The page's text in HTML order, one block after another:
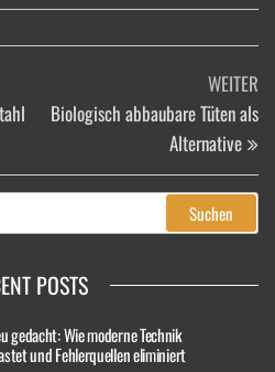
WEITER
Biologisch abbaubare Tüten als
Alternative
POSTS
gedacht: Wie moderne Technik
und Fehlerquellen eliminiert